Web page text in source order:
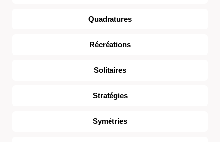
Quadratures
Récréations
Solitaires
Stratégies
Symétries